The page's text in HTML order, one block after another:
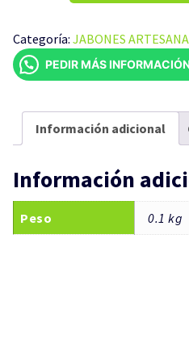
100GR
cantidad
Categoría: JABONES
PEDIR MÁS
Información adicional
Información
Peso 0.1 kg